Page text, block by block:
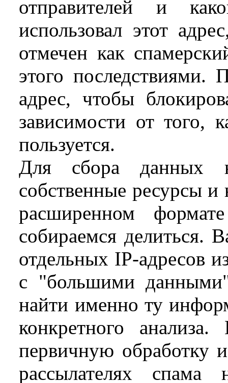
отправителей и
использовал этот
отмечен как
этого
адрес, чтобы
зависимости от того,
пользуется.
Для сбора данных
собственные ресурсы
расширенном
собираемся делиться.
отдельных IP-адресов
с "большими
найти именно ту
конкретного
первичную обработку
рассылателях